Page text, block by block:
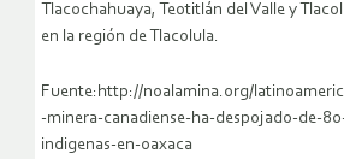
Tlacochahuaya, Teotitlán del Valle y
en la región de Tlacolula.
Fuente:http://noalamina.org/
-minera-canadiense-ha-despojado-de-
indigenas-en-oaxaca